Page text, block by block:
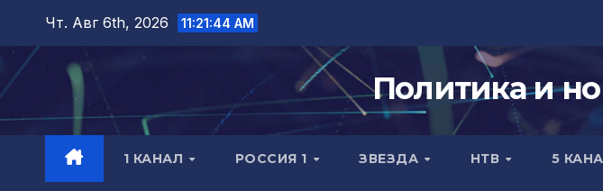
Перейти
содержимому
Чт. Авг 6th, 2026 11:21:45 AM
Политика и
1 КАНАЛ РОССИЯ 1 ЗВЕЗДА НТВ 5